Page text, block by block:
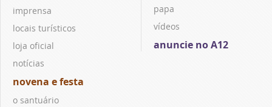
imprensa
locais turísticos
loja oficial
notícias
novena e festa
o santuário
papa
vídeos
anuncie no A12